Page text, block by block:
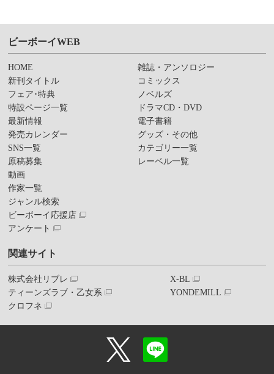
ビーボーイWEB
HOME
新刊タイトル
フェア･特典
特設ページ一覧
最新情報
発売カレンダー
SNS一覧
原稿募集
動画
作家一覧
ジャンル検索
ビーボーイ応援店
アンケート
雑誌・アンソロジー
コミックス
ノベルズ
ドラマCD・DVD
電子書籍
グッズ・その他
カテゴリー一覧
レーベル一覧
関連サイト
株式会社リブレ
ティーンズラブ・乙女系
クロフネ
X-BL
YONDEMILL